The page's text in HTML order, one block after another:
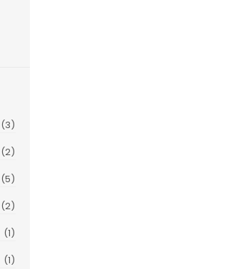
(3)
(2)
(5)
(2)
(1)
(1)